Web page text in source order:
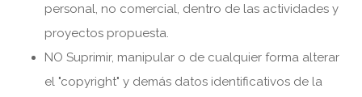
personal, no comercial, dentro de las actividades y
proyectos propuesta.
NO Suprimir, manipular o de cualquier forma alterar
el "copyright" y demás datos identificativos de la